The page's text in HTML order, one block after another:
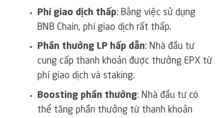
Phí giao dịch thấp: Bằng việc sử dụng
BNB Chain, phí giao dịch rất thấp.
Phần thưởng LP hấp dẫn: Nhà đầu tư
cung cấp thanh khoản được thưởng EPX từ
phí giao dịch và staking.
Boosting phần thưởng: Nhà đầu tư có
thể tăng phần thưởng từ thanh khoản